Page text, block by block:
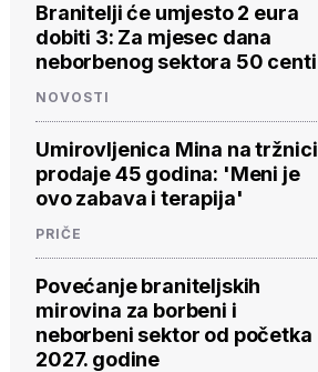
Branitelji će umjesto 2 eura
dobiti 3: Za mjesec dana
neborbenog sektora 50 centi
NOVOSTI
Umirovljenica Mina na tržnici
prodaje 45 godina: 'Meni je
ovo zabava i terapija'
PRIČE
Povećanje braniteljskih
mirovina za borbeni i
neborbeni sektor od početka
2027. godine